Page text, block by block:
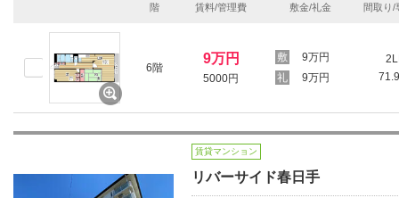
階 賃料/管理費 敷金/礼金 間取り/
6階
9万円
5000円
9万円
9万円
賃貸マンション
リバーサイド春日手